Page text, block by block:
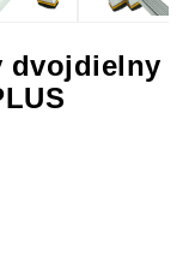
dvojdielny